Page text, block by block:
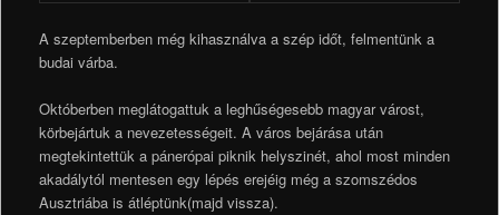
A szeptemberben még kihasználva a szép időt, felmentünk a
budai várba.
Októberben meglátogattuk a leghűségesebb magyar várost,
körbejártuk a nevezetességeit. A város bejárása után
megtekintettük a pánerópai piknik helyszinét, ahol most minden
akadálytól mentesen egy lépés erejéig még a szomszédos
Ausztriába is átléptünk(majd vissza).